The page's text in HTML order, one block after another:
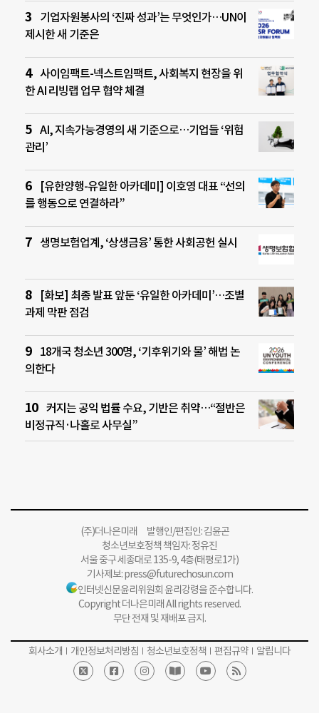
기업자원봉사의 ‘진짜 성과’는 무엇인가…UN이
제시한 새 기준은
사이임팩트-넥스트임팩트, 사회복지 현장을 위
한 AI 리빙랩 업무 협약 체결
AI, 지속가능경영의 새 기준으로…기업들 ‘위험
관리’
[유한양행-유일한 아카데미] 이호영 대표 “선의
를 행동으로 연결하라”
생명보험업계, ‘상생금융’ 통한 사회공헌 실시
[화보] 최종 발표 앞둔 ‘유일한 아카데미’…조별
과제 막판 점검
18개국 청소년 300명, ‘기후위기와 물’ 해법 논
의한다
커지는 공익 법률 수요, 기반은 취약…“절반은
비정규직·나홀로 사무실”
(주)더나은미래 발행인/편집인: 김윤곤
청소년보호정책 책임자: 정유진
서울 중구 세종대로 135-9, 4층(태평로1가)
기사제보:press@futurechosun.com
인터넷신문윤리위원회 윤리강령을 준수합니다.
Copyright 더나은미래 All rights reserved.
무단 전재 및 재배포 금지.
회사소개 개인정보처리방침 청소년보호정책 편집규약 알립니다